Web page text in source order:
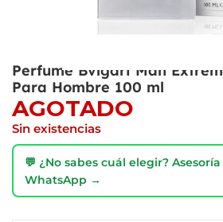
Perfume Bvlgari Man
Para Hombre 100 ml
AGOTADO
Sin existencias
💬 ¿No sabes cuál elegir? Asesoría
WhatsApp →